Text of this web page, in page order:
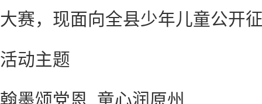
大赛，现面向全县少年儿童公开
活动主题
翰墨颂党恩 童心润原州